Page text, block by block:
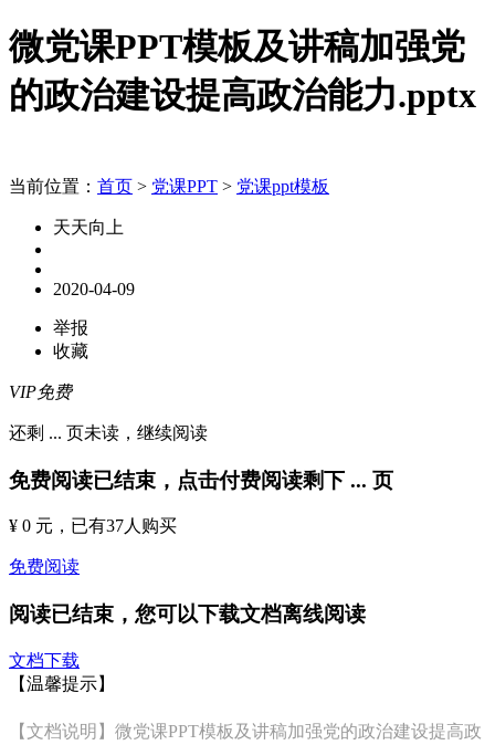
微党课PPT模板及讲稿加强党
的政治建设提高政治能力.pptx
当前位置： 首页 > 党课PPT > 党课ppt模板
天天向上
2020-04-09
举报
收藏
VIP免费
还剩 ... 页未读， 继续阅读
免费阅读已结束，点击付费阅读剩下 ... 页
¥ 0 元 ，已有37人购买
免费阅读
阅读已结束，您可以下载文档离线阅读
文档下载
【温馨提示】
【文档说明】微党课PPT模板及讲稿加强党的政治建设提高政